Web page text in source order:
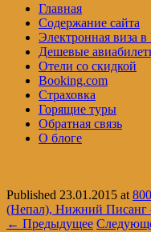
Главная
Содержание сайта
Электронная виза
Дешевые
Отели со скидкой
Booking.com
Страховка
Горящие туры
Обратная связь
О блоге
Published 23.01.2015 at
(Непал), Нижний Писанг
← Предыдущее